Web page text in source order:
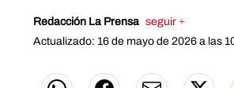
Redacción La Prensa seguir +
Actualizado: 16 de mayo de 2026 a las